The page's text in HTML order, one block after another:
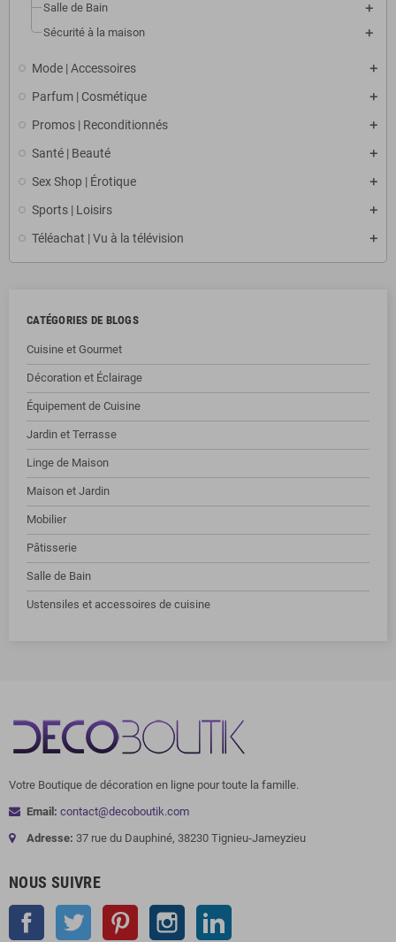
Salle de Bain
Sécurité à la maison
Mode | Accessoires
Parfum | Cosmétique
Promos | Reconditionnés
Santé | Beauté
Sex Shop | Érotique
Sports | Loisirs
Téléachat | Vu à la télévision
CATÉGORIES DE BLOGS
Cuisine et Gourmet
Décoration et Éclairage
Équipement de Cuisine
Jardin et Terrasse
Linge de Maison
Maison et Jardin
Mobilier
Pâtisserie
Salle de Bain
Ustensiles et accessoires de cuisine
Votre Boutique de décoration en ligne pour toute la famille.
Email: contact@decoboutik.com
Adresse: 37 rue du Dauphiné, 38230 Tignieu-Jameyzieu
NOUS SUIVRE
Facebook Twitter Pinterest Instagram